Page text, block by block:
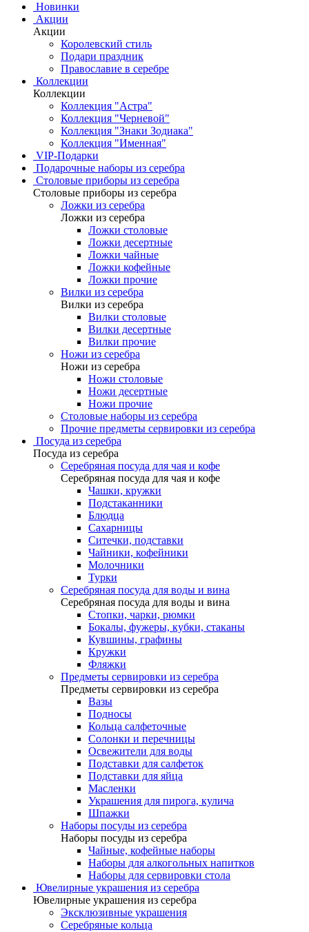
Новинки
Акции
Акции
Королевский стиль
Подари праздник
Православие в серебре
Коллекции
Коллекции
Коллекция "Астра"
Коллекция "Черневой"
Коллекция "Знаки Зодиака"
Коллекция "Именная"
VIP-Подарки
Подарочные наборы из серебра
Столовые приборы из серебра
Столовые приборы из серебра
Ложки из серебра
Ложки из серебра
Ложки столовые
Ложки десертные
Ложки чайные
Ложки кофейные
Ложки прочие
Вилки из серебра
Вилки из серебра
Вилки столовые
Вилки десертные
Вилки прочие
Ножи из серебра
Ножи из серебра
Ножи столовые
Ножи десертные
Ножи прочие
Столовые наборы из серебра
Прочие предметы сервировки из серебра
Посуда из серебра
Посуда из серебра
Серебряная посуда для чая и кофе
Серебряная посуда для чая и кофе
Чашки, кружки
Подстаканники
Блюдца
Сахарницы
Ситечки, подставки
Чайники, кофейники
Молочники
Турки
Серебряная посуда для воды и вина
Серебряная посуда для воды и вина
Стопки, чарки, рюмки
Бокалы, фужеры, кубки, стаканы
Кувшины, графины
Кружки
Фляжки
Предметы сервировки из серебра
Предметы сервировки из серебра
Вазы
Подносы
Кольца салфеточные
Солонки и перечницы
Освежители для воды
Подставки для салфеток
Подставки для яйца
Масленки
Украшения для пирога, кулича
Шпажки
Наборы посуды из серебра
Наборы посуды из серебра
Чайные, кофейные наборы
Наборы для алкогольных напитков
Наборы для сервировки стола
Ювелирные украшения из серебра
Ювелирные украшения из серебра
Эксклюзивные украшения
Серебряные кольца